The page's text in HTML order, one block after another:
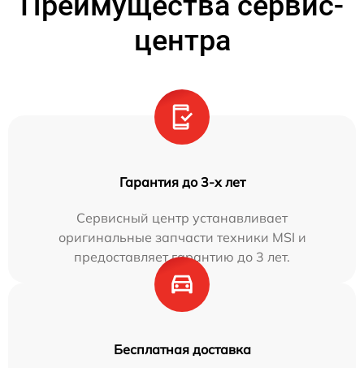
центра
Гарантия до 3-х лет
Сервисный центр устанавливает
оригинальные запчасти техники MSI и
предоставляет гарантию до 3 лет.
Бесплатная доставка